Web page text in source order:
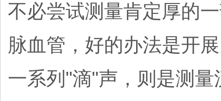
不必尝试测量肯定厚的
脉血管，好的办法是开
一系列"滴"声，则是测